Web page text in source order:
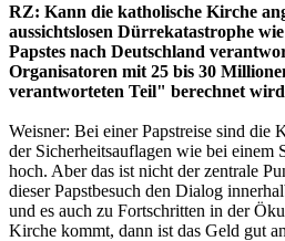
RZ: Kann die katholische Kirche
aussichtslosen Dürrekatastrophe
Papstes nach Deutschland
Organisatoren mit 25 bis 30
verantworteten Teil" berechnet
Weisner: Bei einer Papstreise sind die
der Sicherheitsauflagen wie bei einem
hoch. Aber das ist nicht der zentrale
dieser Papstbesuch den Dialog
und es auch zu Fortschritten in der
Kirche kommt, dann ist das Geld gut